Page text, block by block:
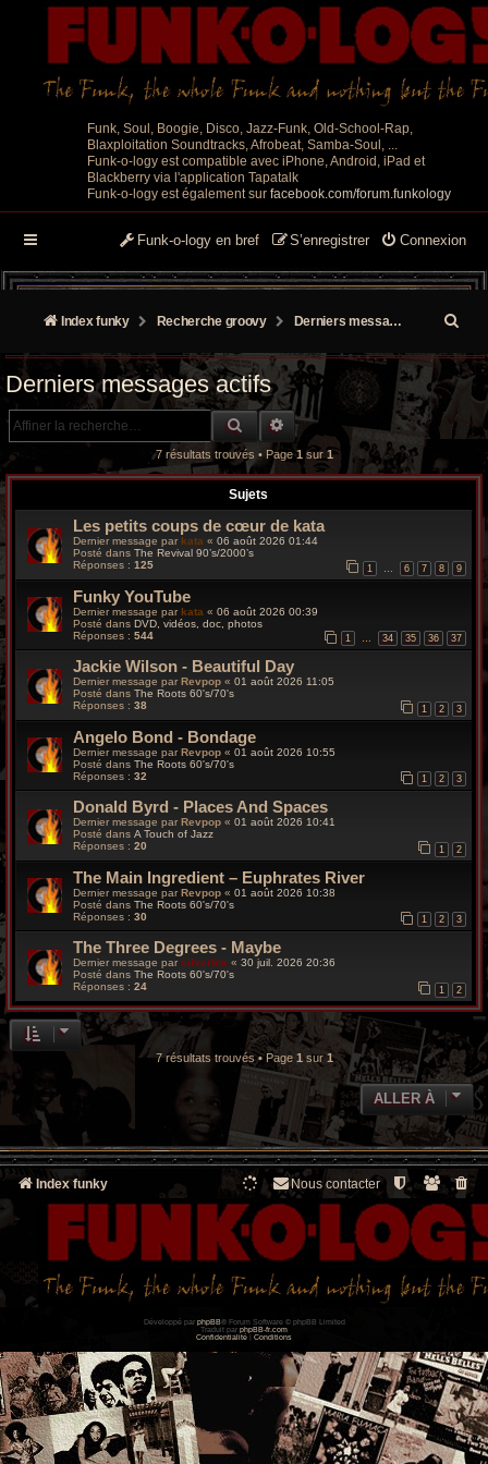
Funk, Soul, Boogie, Disco, Jazz-Funk, Old-School-Rap,
Blaxploitation Soundtracks, Afrobeat, Samba-Soul, ...
Funk-o-logy est compatible avec iPhone, Android, iPad et
Blackberry via l'application Tapatalk
Funk-o-logy est également sur facebook.com/forum.funkology
Connexion
S’enregistrer
Funk-o-logy en bref
Index funky Recherche groovy Derniers messages actifs
e
h
g
o
v
Derniers messages actifs
RECHERCHE GROOVY
RECHERCHE AVANCÉE
7 résultats trouvés • Page 1 sur 1
Sujets
Les petits coups de cœur de kata
Dernier message par kata « 06 août 2026 01:44
Posté dans The Revival 90’s/2000’s
Réponses : 125 1 6 7 8 9
Funky YouTube
Dernier message parkata « 06 août 2026 00:39
Posté dans DVD, vidéos, doc, photos
Réponses : 544 1 … 34 35 36 37
Jackie Wilson - Beautiful Day
Dernier message par Revpop « 01 août 2026 11:05
Posté dans The Roots 60's/70's
Réponses : 38 1 2 3
Angelo Bond - Bondage
Dernier message parRevpop « 01 août 2026 10:55
Posté dans The Roots 60's/70's
Réponses : 32 1 2 3
Donald Byrd - Places And Spaces
Dernier message par Revpop « 01 août 2026 10:41
Posté dans A Touch of Jazz
Réponses : 20 1 2
The Main Ingredient – Euphrates River
Dernier message parRevpop « 01 août 2026 10:38
Posté dans The Roots 60's/70's
Réponses : 30 1 2 3
The Three Degrees - Maybe
Dernier message par silverfox « 30 juil. 2026 20:36
Posté dans The Roots 60's/70's
Réponses : 24 1 2
7 résultats trouvés • Page 1 sur 1
ALLER À
Index funky Nous contacter
Développé par phpBB® Forum Software © phpBB Limited
Traduit par phpBB-fr.com
Confidentialité
Conditions